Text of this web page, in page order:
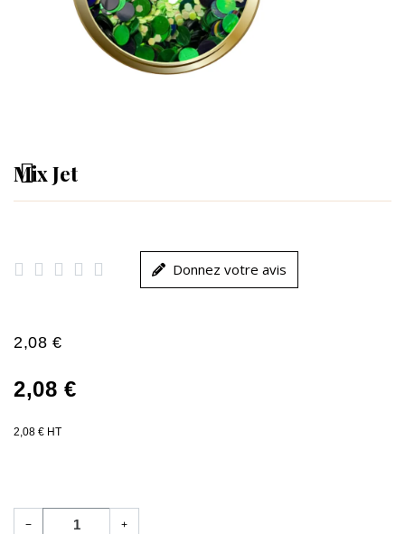
Mix Jet
     Donnez votre avis
2,08 €
2,08 €
2,08 € HT
− +